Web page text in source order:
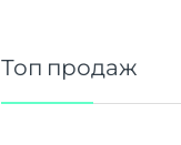
Топ продаж